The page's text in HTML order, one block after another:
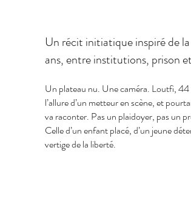
Un récit initiatique inspiré de
ans, entre institutions, prison
Un plateau nu. Une caméra. Loutfi, 44
l’allure d’un metteur en scène, et
va raconter. Pas un plaidoyer, pas un
Celle d’un enfant placé, d’un jeune
vertige de la liberté.